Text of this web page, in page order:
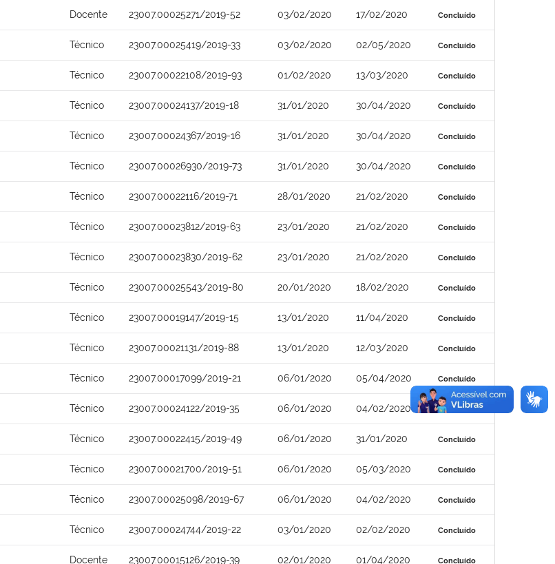
Docente 23007.00025271/2019-52 03/02/2020 17/02/2020 Concluído
Técnico 23007.00025419/2019-33 03/02/2020 02/05/2020 Concluído
Técnico 23007.00022108/2019-93 01/02/2020 13/03/2020 Concluído
Técnico 23007.00024137/2019-18 31/01/2020 30/04/2020 Concluído
Técnico 23007.00024367/2019-16 31/01/2020 30/04/2020 Concluído
Técnico 23007.00026930/2019-73 31/01/2020 30/04/2020 Concluído
Técnico 23007.00022116/2019-71 28/01/2020 21/02/2020 Concluído
Técnico 23007.00023812/2019-63 23/01/2020 21/02/2020 Concluído
Técnico 23007.00023830/2019-62 23/01/2020 21/02/2020 Concluído
Técnico 23007.00025543/2019-80 20/01/2020 18/02/2020 Concluído
Técnico 23007.00019147/2019-15 13/01/2020 11/04/2020 Concluído
Técnico 23007.00021131/2019-88 13/01/2020 12/03/2020 Concluído
Técnico 23007.00017099/2019-21 06/01/2020 05/04/2020 Concluído
Técnico 23007.00024122/2019-35 06/01/2020 04/02/2020 Concluído
Técnico 23007.00022415/2019-49 06/01/2020 31/01/2020 Concluído
Técnico 23007.00021700/2019-51 06/01/2020 05/03/2020 Concluído
Técnico 23007.00025098/2019-67 06/01/2020 04/02/2020 Concluído
Técnico 23007.00024744/2019-22 03/01/2020 02/02/2020 Concluído
Docente 23007.00015126/2019-39 02/01/2020 01/04/2020 Concluído